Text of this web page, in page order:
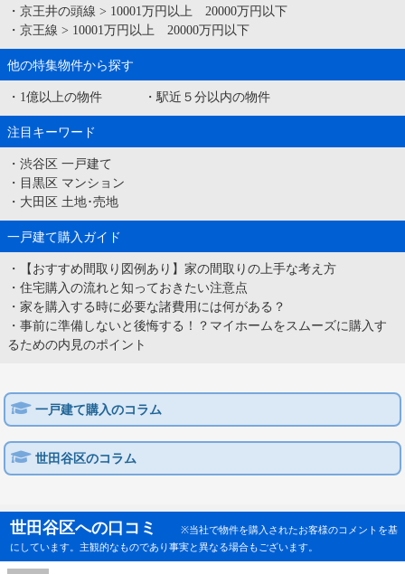
・ 京王井の頭線 > 10001万円以上 20000万円以下
・ 京王線 > 10001万円以上 20000万円以下
他の特集物件から探す
・ 1億以上の物件 ・ 駅近５分以内の物件
注目キーワード
・ 渋谷区 一戸建て
・ 目黒区 マンション
・ 大田区 土地･売地
一戸建て購入ガイド
・
【おすすめ間取り図例あり】家の間取りの上手な考え方
・ 住宅購入の流れと知っておきたい注意点
・ 家を購入する時に必要な諸費用には何がある？
・ 事前に準備しないと後悔する！？マイホームをスムーズに購入す
るための内見のポイント
一戸建て購入のコラム
世田谷区のコラム
世田谷区への口コミ
※当社で物件を購入されたお客様のコメントを基
にしています。主観的なものであり事実と異なる場合もございます。